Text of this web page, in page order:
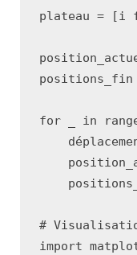
plateau = [i
positions_fin
for in
#
import